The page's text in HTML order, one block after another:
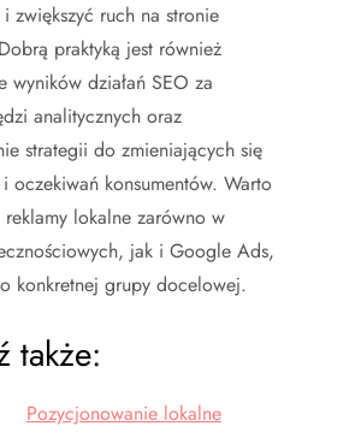
zwiększyć ruch na stronie
praktyką jest również
wyników działań SEO za
analitycznych oraz
strategii do zmieniających się
oczekiwań konsumentów. Warto
lokalne zarówno w
jak i Google Ads,
konkretnej grupy docelowej.
także:
Pozycjonowanie lokalne